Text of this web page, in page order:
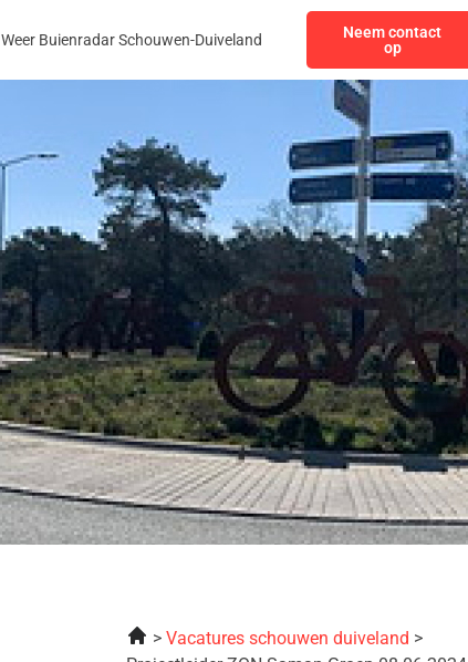
Weer Buienradar Schouwen-Duiveland
Neem contact
op
Vacatures schouwen duiveland